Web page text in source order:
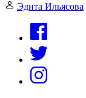
Эдита Ильясова